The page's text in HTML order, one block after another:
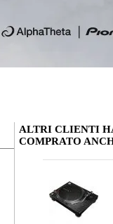
La tua
Soprannome
ALTRI CLIENTI
COMPRATO